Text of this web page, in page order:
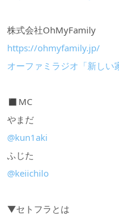
株式会社OhMyFamily
https://ohmyfamily.jp/
オーファミラジオ「新しい
◼︎MC
やまだ
@kun1aki
ふじた
@keiichilo
▼セトフラとは